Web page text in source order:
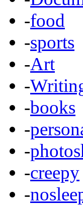
-food
-sports
-Art
-
-books
-
-
-creepy
-